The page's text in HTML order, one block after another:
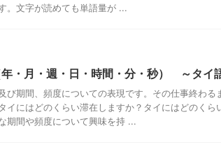
。文字が読めても単語量が ...
・月・週・日・時間・分・秒） ～タイ
び期間、頻度についての表現です。その仕事終わる
イにはどのくらい滞在しますか？タイにはどのくら
期間や頻度について興味を持 ...